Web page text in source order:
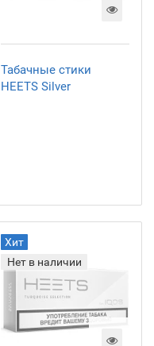
Табачные стики
HEETS Silver
Хит
Нет в наличии